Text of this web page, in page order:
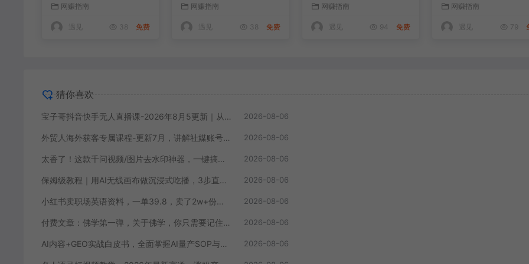
号，稳号防封技术，搭
建自动化直播变现体系
网赚指南
遇见 38 免费
法，，系统掌握海外客
户开发全流程实战方法
网赚指南
遇见 38 免费
全免费，浏览器拓展插
件
网赚指南
遇见 94 免费
作流，操作简单好上手
网赚指南
遇见 79
猜你喜欢
宝子哥抖音快手无人直播课-2026年8月5更新｜从基础搭建到高阶起号，稳号防封技术，搭建自动化直播变现体系 2026-08-06
外贸人海外获客专属课程-更新7月，讲解社媒账号运营AI矩阵玩法，，系统掌握海外客户开发全流程实战方法 2026-08-06
太香了！这款千问视频/图片去水印神器，一键搞定烦人水印，本地完全免费，浏览器拓展插件 2026-08-06
保姆级教程｜用AI无线画布做沉浸式吃播，3步直接出片，无线画布工作流，操作简单好上手 2026-08-06
小红书卖职场英语资料，一单39.8，卖了2w+份，新手可快速上手 2026-08-06
付费文章：佛学第一弹，关于佛学，你只需要记住四个字 2026-08-06
AI内容+GEO实战白皮书，全面掌握AI量产SOP与GEO分发机制【文档】 2026-08-06